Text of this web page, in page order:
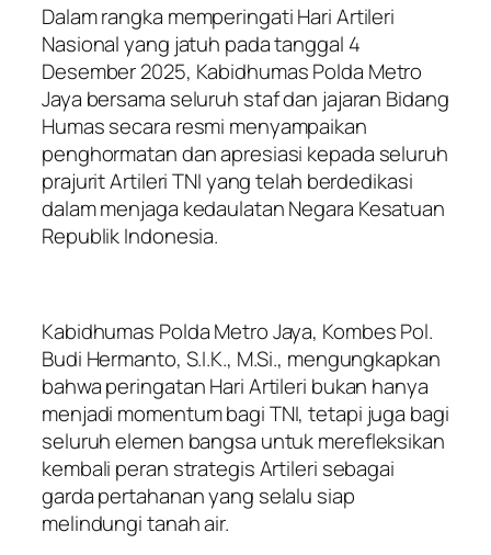
Dalam rangka memperingati Hari Artileri
Nasional yang jatuh pada tanggal 4
Desember 2025, Kabidhumas Polda Metro
Jaya bersama seluruh staf dan jajaran Bidang
Humas secara resmi menyampaikan
penghormatan dan apresiasi kepada seluruh
prajurit Artileri TNI yang telah berdedikasi
dalam menjaga kedaulatan Negara Kesatuan
Republik Indonesia.
Kabidhumas Polda Metro Jaya, Kombes Pol.
Budi Hermanto, S.I.K., M.Si., mengungkapkan
bahwa peringatan Hari Artileri bukan hanya
menjadi momentum bagi TNI, tetapi juga bagi
seluruh elemen bangsa untuk merefleksikan
kembali peran strategis Artileri sebagai
garda pertahanan yang selalu siap
melindungi tanah air.